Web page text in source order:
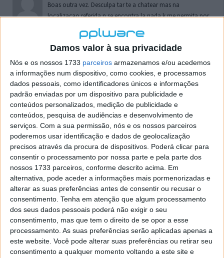
Damos valor à sua privacidade
Nós e os nossos 1733 parceiros armazenamos e/ou acedemos
a informações num dispositivo, como cookies, e processamos
dados pessoais, como identificadores únicos e informações
padrão enviadas por um dispositivo para publicidade e
conteúdos personalizados, medição de publicidade e
conteúdos, pesquisa de audiências e desenvolvimento de
serviços. Com a sua permissão, nós e os nossos parceiros
poderemos usar identificação e dados de geolocalização
precisos através da procura de dispositivos. Poderá clicar para
consentir o processamento por nossa parte e pela parte dos
nossos 1733 parceiros, conforme descrito acima. Em
alternativa, pode aceder a informações mais pormenorizadas e
alterar as suas preferências antes de consentir ou recusar o
consentimento. Tenha em atenção que algum processamento
dos seus dados pessoais poderá não exigir o seu
consentimento, mas que tem o direito de se opor a esse
processamento. As suas preferências serão aplicadas apenas a
este website. Você pode alterar suas preferências ou retirar seu
consentimento a qualquer momento voltando a este site e
Boas outra vez. Desculpa tar te a chatear mas na
localizaçao referida n se encontra la nada k me permita por
o firefox como browser predefenido
de control tudo e nada. Tou a comecar a desesperar, ate ja
tentei apagar o explorer na tentativa de forçar o uso do
firefox mas em vao. Kaso te lembres de outra dica fico
agradecido, caso contrario obrigado a mesma
Responder
Vítor M.
7 de Novembro de 2005 às 01:39
@Reporter
Desculpa mas o link funciona. Seja como for segue por mail
o MSn Messenger 8.
Responder
Vítor M.
7 de Novembro de 2005 às 11:21
@Rui
Tens de encontrar o que te falei. Faz da seguinte maneira,
janela iniciar e no topo dessa janela com o botão direito do
rato faz propriedades. Depois no separador Menu ‘Iniciar’
clica no botão ‘Personalizar’ aí encontrarás no separador
geral a opção para escolheres o Browser com que queres
navegar e o gestor de e-mail. Caso não consigas chegar lá,